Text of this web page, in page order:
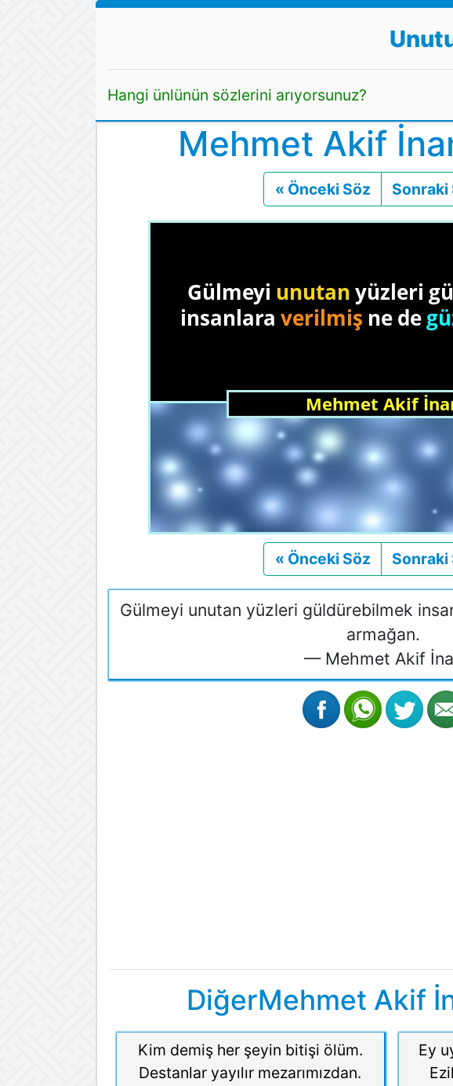
Hangi ünlünün sözlerini arıyorsunuz?
Mehmet Akif
« Önceki Söz Önceki
Sonraki
« Önceki Söz Önceki
Sonraki
Gülmeyi unutan yüzleri güldürebilmek
armağan.
— Mehmet Akif
DiğerMehmet Akif
Kim demiş her şeyin bitişi ölüm.
Destanlar yayılır mezarımızdan.
Ey